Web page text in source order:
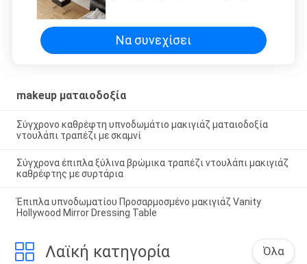
Να συνεχίσει
makeup ματαιοδοξία
Σύγχρονο καθρέφτη υπνοδωμάτιο μακιγιάζ ματαιοδοξία
ντουλάπι τραπέζι με σκαμνί
Σύγχρονα έπιπλα ξύλινα βρώμικα τραπέζι ντουλάπι μακιγιάζ
καθρέφτης με συρτάρια
Έπιπλα υπνοδωματίου Προσαρμοσμένο μακιγιάζ Vanity
Hollywood Mirror Dressing Table
Λαϊκή κατηγορία Όλα